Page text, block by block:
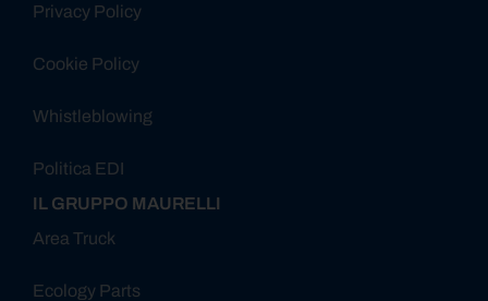
Privacy Policy
Cookie Policy
Whistleblowing
Politica EDI
IL GRUPPO MAURELLI
Area Truck
Ecology Parts